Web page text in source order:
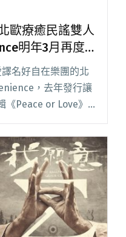
明年3月再度
名好自在樂團的北
，去年發行讓
《Peace or Love》
的漫長等待 北歐
明年3月再